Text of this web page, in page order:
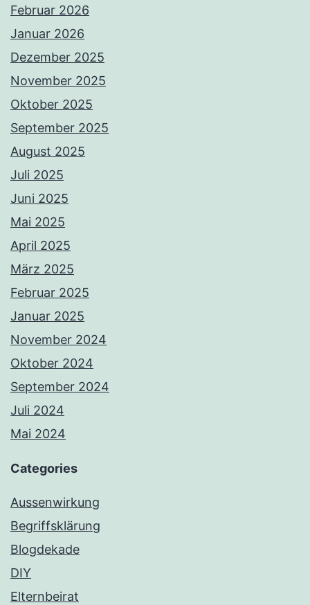
Februar 2026
Januar 2026
Dezember 2025
November 2025
Oktober 2025
September 2025
August 2025
Juli 2025
Juni 2025
Mai 2025
April 2025
März 2025
Februar 2025
Januar 2025
November 2024
Oktober 2024
September 2024
Juli 2024
Mai 2024
Categories
Aussenwirkung
Begriffsklärung
Blogdekade
DIY
Elternbeirat